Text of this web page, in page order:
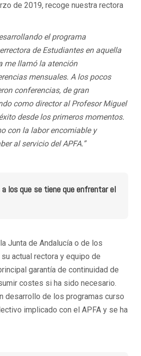
de 2019, recoge nuestra rectora
el programa
de Estudiantes en aquella
me llamó la atención
mensuales. A los pocos
conferencias, de gran
como director al Profesor Miguel
desde los primeros momentos.
con la labor encomiable y
al servicio del APFA.”
los que se tiene que enfrentar el
Junta de Andalucía o de los
actual rectora y equipo de
garantía de continuidad de
costes si ha sido necesario.
desarrollo de los programas curso
implicado con el APFA y se ha